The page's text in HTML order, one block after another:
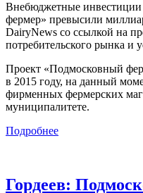
Внебюджетные
фермер» превысили
DairyNews со ссылкой на
потребительского рынка и
Проект «Подмосковный
в 2015 году, на данный
фирменных фермерских
муниципалитете.
Подробнее
Гордеев: